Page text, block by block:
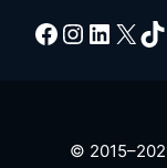
Facebook
X
©